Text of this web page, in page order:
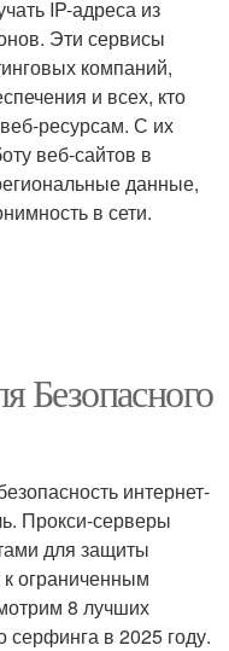
IP-адреса из
Эти сервисы
компаний,
и всех, кто
ресурсам. С их
веб-сайтов в
данные,
в сети.
Безопасного
интернет-
Прокси-серверы
для защиты
ограниченным
8 лучших
серфинга в 2025 году.